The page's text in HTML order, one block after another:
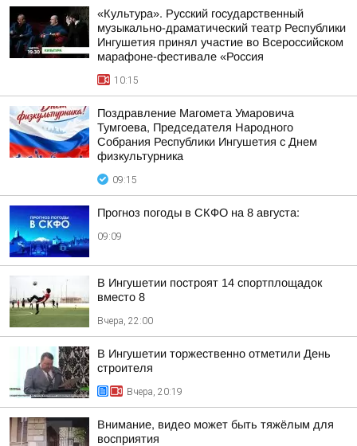
«Культура». Русский государственный
музыкально-драматический театр Республики
Ингушетия принял участие во Всероссийском
марафоне-фестивале «Россия
10:15
Поздравление Магомета Умаровича
Тумгоева, Председателя Народного
Собрания Республики Ингушетия с Днем
физкультурника
09:15
Прогноз погоды в СКФО на 8 августа:
09:09
В Ингушетии построят 14 спортплощадок
вместо 8
Вчера, 22:00
В Ингушетии торжественно отметили День
строителя
Вчера, 20:19
Внимание, видео может быть тяжёлым для
восприятия